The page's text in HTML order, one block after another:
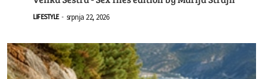
LIFESTYLE - srpnja 22, 2026